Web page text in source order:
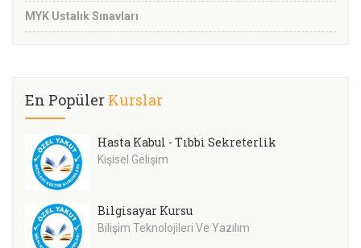
MYK Ustalık Sınavları
En Popüler Kurslar
Hasta Kabul - Tıbbi Sekreterlik
Kişisel Gelişim
Bilgisayar Kursu
Bilişim Teknolojileri Ve Yazılım